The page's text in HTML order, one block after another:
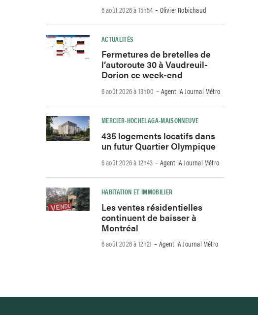
6 août 2026 à 15h54 -Olivier Robichaud
ACTUALITÉS
Fermetures de bretelles de
l’autoroute 30 à Vaudreuil-
Dorion ce week-end
6 août 2026 à 13h00 -Agent IA Journal Métro
MERCIER-HOCHELAGA-MAISONNEUVE
435 logements locatifs dans
un futur Quartier Olympique
6 août 2026 à 12h43 -Agent IA Journal Métro
HABITATION ET IMMOBILIER
Les ventes résidentielles
continuent de baisser à
Montréal
6 août 2026 à 12h21 -Agent IA Journal Métro